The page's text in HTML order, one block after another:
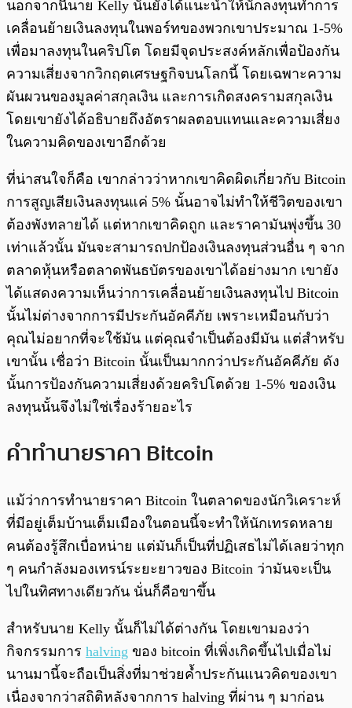
นอกจากนี้นาย Kelly นั้นยังได้แนะนำให้นักลงทุนทำการ
เคลื่อนย้ายเงินลงทุนในพอร์ทของพวกเขาประมาณ 1-5%
เพื่อมาลงทุนในคริปโต โดยมีจุดประสงค์หลักเพื่อป้องกัน
ความเสี่ยงจากวิกฤตเศรษฐกิจบนโลกนี้ โดยเฉพาะความ
ผันผวนของมูลค่าสกุลเงิน และการเกิดสงครามสกุลเงิน
โดยเขายังได้อธิบายถึงอัตราผลตอบแทนและความเสี่ยง
ในความคิดของเขาอีกด้วย
ที่น่าสนใจก็คือ เขากล่าวว่าหากเขาคิดผิดเกี่ยวกับ Bitcoin
การสูญเสียเงินลงทุนแค่ 5% นั้นอาจไม่ทำให้ชีวิตของเขา
ต้องพังทลายได้ แต่หากเขาคิดถูก และราคามันพุ่งขึ้น 30
เท่าแล้วนั้น มันจะสามารถปกป้องเงินลงทุนส่วนอื่น ๆ จาก
ตลาดหุ้นหรือตลาดพันธบัตรของเขาได้อย่างมาก เขายัง
ได้แสดงความเห็นว่าการเคลื่อนย้ายเงินลงทุนไป Bitcoin
นั้นไม่ต่างจากการมีประกันอัคคีภัย เพราะเหมือนกับว่า
คุณไม่อยากที่จะใช้มัน แต่คุณจำเป็นต้องมีมัน แต่สำหรับ
เขานั้น เชื่อว่า Bitcoin นั้นเป็นมากกว่าประกันอัคคีภัย ดัง
นั้นการป้องกันความเสี่ยงด้วยคริปโตด้วย 1-5% ของเงิน
ลงทุนนั้นจึงไม่ใช่เรื่องร้ายอะไร
คำทำนายราคา Bitcoin
แม้ว่าการทำนายราคา Bitcoin ในตลาดของนักวิเคราะห์
ที่มีอยู่เต็มบ้านเต็มเมืองในตอนนี้จะทำให้นักเทรดหลาย
คนต้องรู้สึกเบื่อหน่าย แต่มันก็เป็นที่ปฏิเสธไม่ได้เลยว่าทุก
ๆ คนกำลังมองเทรน์ระยะยาวของ Bitcoin ว่ามันจะเป็น
ไปในทิศทางเดียวกัน นั่นก็คือขาขึ้น
สำหรับนาย Kelly นั้นก็ไม่ได้ต่างกัน โดยเขามองว่า
กิจกรรมการ halving ของ bitcoin ที่เพิ่งเกิดขึ้นไปเมื่อไม่
นานมานี้จะถือเป็นสิ่งที่มาช่วยค้ำประกันแนวคิดของเขา
เนื่องจากว่าสถิติหลังจากการ halving ที่ผ่าน ๆ มาก่อน